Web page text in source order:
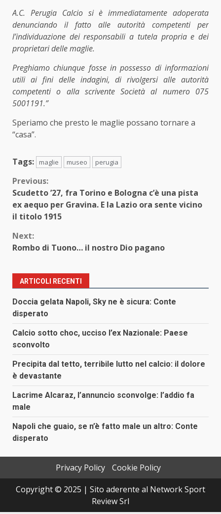
A.C. Perugia Calcio si è immediatamente adoperata
denunciando il fatto alle autorità competenti per
l’individuazione dei responsabili a tutela propria e dei
proprietari delle maglie.
Preghiamo chiunque fosse in possesso di informazioni
utili ai fini delle indagini, di rivolgersi alle autorità
competenti o alla scrivente Società al numero 075
5001191.”
Speriamo che presto le maglie possano tornare a
“casa”.
Tags: maglie museo perugia
Continue
Reading
Previous:
Scudetto ’27, fra Torino e Bologna c’è una pista
ex aequo per Gravina. E la Lazio ora sente vicino
il titolo 1915
Next:
Rombo di Tuono… il nostro Dio pagano
ARTICOLI RECENTI
Doccia gelata Napoli, Sky ne è sicura: Conte
disperato
Calcio sotto choc, ucciso l’ex Nazionale: Paese
sconvolto
Precipita dal tetto, terribile lutto nel calcio: il dolore
è devastante
Lacrime Alcaraz, l’annuncio sconvolge: l’addio fa
male
Napoli che guaio, se n’è fatto male un altro: Conte
disperato
Privacy Policy
Cookie Policy
Copyright © 2025 | Sito aderente al Network Sport
Review Srl